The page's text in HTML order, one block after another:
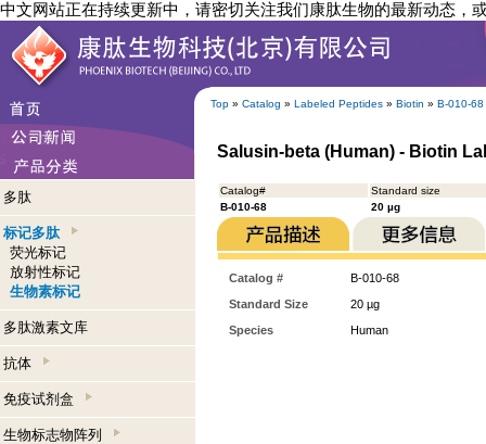
中文网站正在持续更新中，请密切关注我们康肽生物的最新动态，
Top » Catalog » Labeled Peptides » Biotin » B-010-68
多肽
标记多肽
荧光标记
放射性标记
生物素标记
多肽激素文库
抗体
免疫试剂盒
生物标志物阵列
Salusin-beta (Human) - Biotin
Catalog#
Standard size
B-010-68
20 µg
Catalog #
B-010-68
Standard Size
20 µg
Species
Human